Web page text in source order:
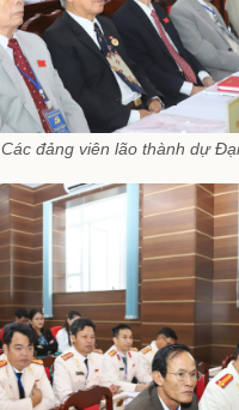
Các đảng viên lão thành dự